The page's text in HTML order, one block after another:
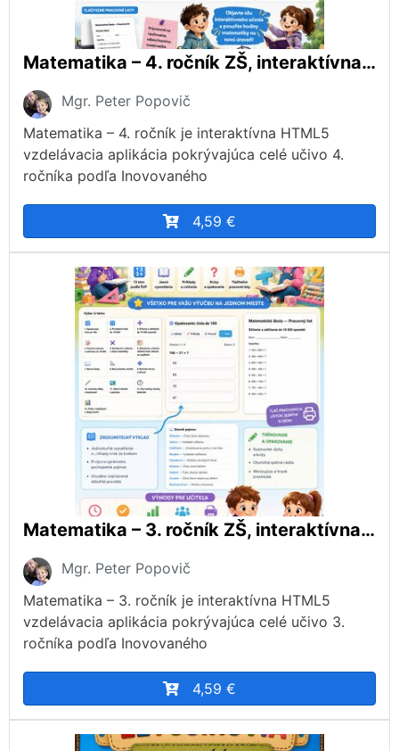
Matematika – 4. ročník ZŠ, interaktívna aplikácia podľa ŠVP
Mgr. Peter Popovič
Matematika – 4. ročník je interaktívna HTML5
vzdelávacia aplikácia pokrývajúca celé učivo 4.
ročníka podľa Inovovaného
4,59 €
Matematika – 3. ročník ZŠ, interaktívna aplikácia podľa ŠVP
Mgr. Peter Popovič
Matematika – 3. ročník je interaktívna HTML5
vzdelávacia aplikácia pokrývajúca celé učivo 3.
ročníka podľa Inovovaného
4,59 €